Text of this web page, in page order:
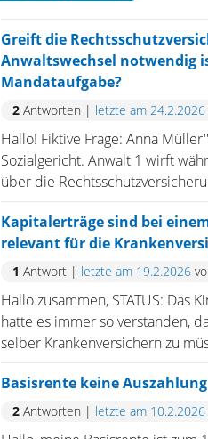
Greift die
Anwaltswechsel notwendig
Mandataufgabe?
2 Antworten | letzte am 24.2.2026
Hallo! Fiktive Frage: Anna
Sozialgericht. Anwalt 1 wirft
über die
Kapitalerträge sind bei
relevant für die
1 Antwort | letzte am 19.2.2026
Hallo zusammen, STATUS:
hatte es immer so verstanden,
selber Krankenversichern zu
Basisrente keine Auszahlung
2 Antworten | letzte am 10.2.2026